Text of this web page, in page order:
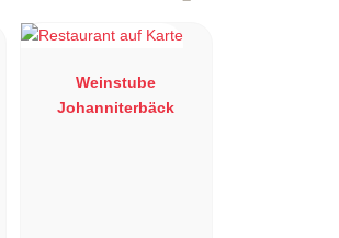
Weinstube
Johanniterbäck